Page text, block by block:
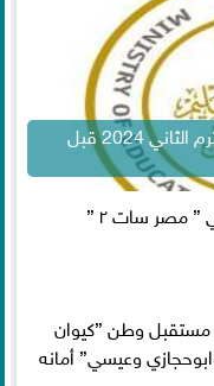
التعليم تشدد على الانتهاء من مناهج الترم الثاني 2024 قبل
” مصر سات ٢ ”
وطن ”كيوان
وعيسي” أمانه